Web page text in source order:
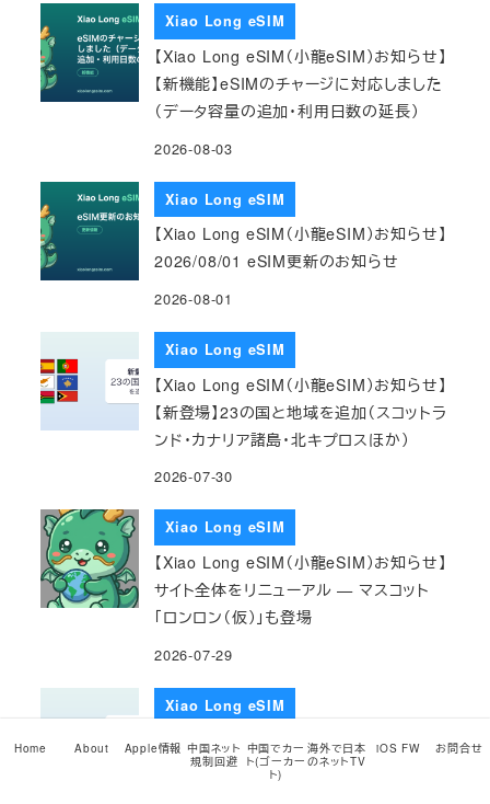
Xiao Long eSIM
【Xiao Long eSIM（小龍eSIM）お知らせ】
【新機能】eSIMのチャージに対応しました
（データ容量の追加・利用日数の延長）
2026-08-03
Xiao Long eSIM
【Xiao Long eSIM（小龍eSIM）お知らせ】
2026/08/01 eSIM更新のお知らせ
2026-08-01
Xiao Long eSIM
【Xiao Long eSIM（小龍eSIM）お知らせ】
【新登場】23の国と地域を追加（スコットラ
ンド・カナリア諸島・北キプロスほか）
2026-07-30
Xiao Long eSIM
【Xiao Long eSIM（小龍eSIM）お知らせ】
サイト全体をリニューアル — マスコット
「ロンロン（仮）」も登場
2026-07-29
Xiao Long eSIM
【Xiao Long eSIM（小龍eSIM）お知らせ】
【新登場】アメリカ 現地電話番号付き
Home About Apple情報 中国ネット
規制回避
中国でカー
ト(ゴーカー
ト)
海外で日本
のネットTV
iOS FW お問合せ